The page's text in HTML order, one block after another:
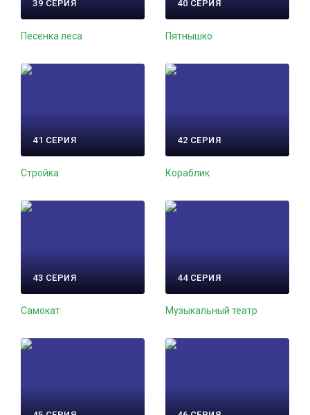
39 СЕРИЯ
Песенка леса
40 СЕРИЯ
Пятнышко
41 СЕРИЯ
Стройка
42 СЕРИЯ
Кораблик
43 СЕРИЯ
Самокат
44 СЕРИЯ
Музыкальный театр